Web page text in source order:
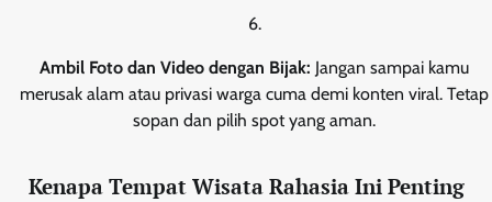
Ambil Foto dan Video dengan Bijak: Jangan sampai kamu
merusak alam atau privasi warga cuma demi konten viral. Tetap
sopan dan pilih spot yang aman.
Kenapa Tempat Wisata Rahasia Ini Penting